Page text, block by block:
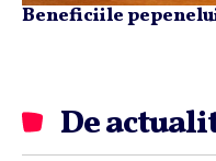
Beneficiile
De